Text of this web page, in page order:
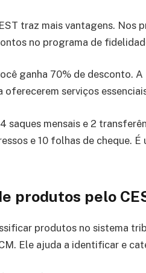
traz mais vantagens. Nos
no programa de
ganha 70% de desconto.
oferecerem serviços
saques mensais e 2
e 10 folhas de cheque. É
produtos pelo
produtos no sistema
Ele ajuda a identificar e